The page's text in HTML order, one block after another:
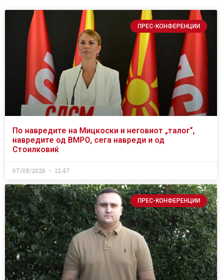
ПРЕС-КОНФЕРЕНЦИИ
По навредите на Мицкоски и неговиот „талог“,
навредите од ВМРО, сега навреди и од
Стоилковиќ
07/08/2026 12:47
ПРЕС-КОНФЕРЕНЦИИ